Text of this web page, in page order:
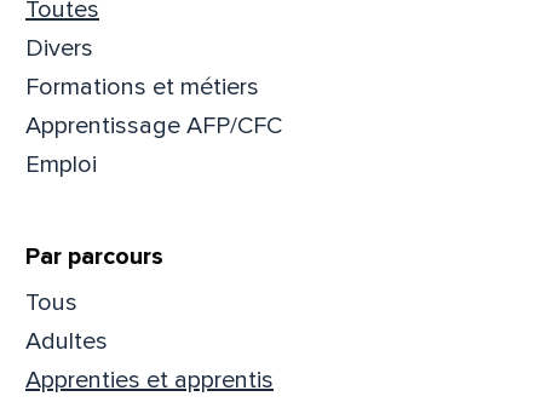
Toutes
Divers
Formations et métiers
Apprentissage AFP/CFC
Emploi
Par parcours
Tous
Adultes
Apprenties et apprentis